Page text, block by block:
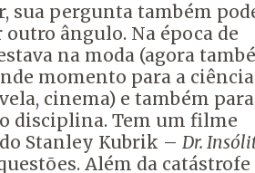
sua pergunta também
outro ângulo. Na época de
na moda (agora
momento para a
cinema) e também
disciplina. Tem um filme
Stanley Kubrik – Dr.
Além da catástrofe